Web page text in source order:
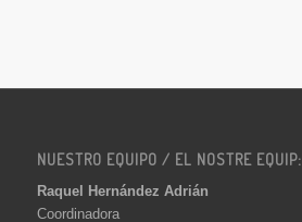
NUESTRO EQUIPO / EL NOSTRE EQUIP:
Raquel Hernández Adrián
Coordinadora